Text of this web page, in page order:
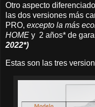
Otro aspecto
las dos versiones más
PRO, excepto la más
HOME y 2 años* de
2022*)
Estas son las tres